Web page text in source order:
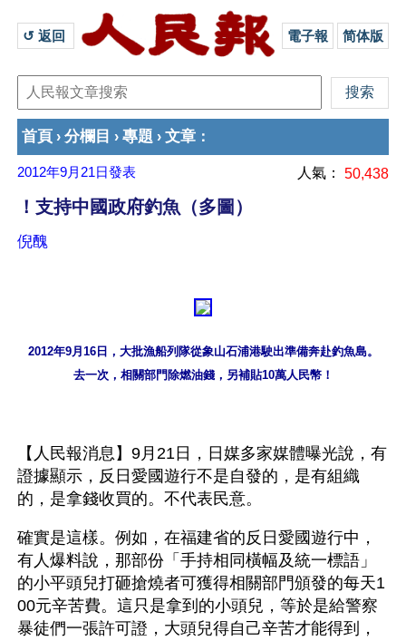
↺ 返回 電子報 简体版
首頁 › 分欄目 › 專題 › 文章 ：
2012年9月21日發表 人氣： 50,438
！支持中國政府釣魚（多圖）
倪醜
2012年9月16日，大批漁船列隊從象山石浦港駛出準備奔赴釣魚島。
去一次，相關部門除燃油錢，另補貼10萬人民幣！
【人民報消息】9月21日，日媒多家媒體曝光說，有
證據顯示，反日愛國遊行不是自發的，是有組織
的，是拿錢收買的。不代表民意。
確實是這樣。例如，在福建省的反日愛國遊行中，
有人爆料說，那部份「手持相同橫幅及統一標語」
的小平頭兒打砸搶燒者可獲得相關部門頒發的每天1
00元辛苦費。這只是拿到的小頭兒，等於是給警察
暴徒們一張許可證，大頭兒得自己辛苦才能得到，